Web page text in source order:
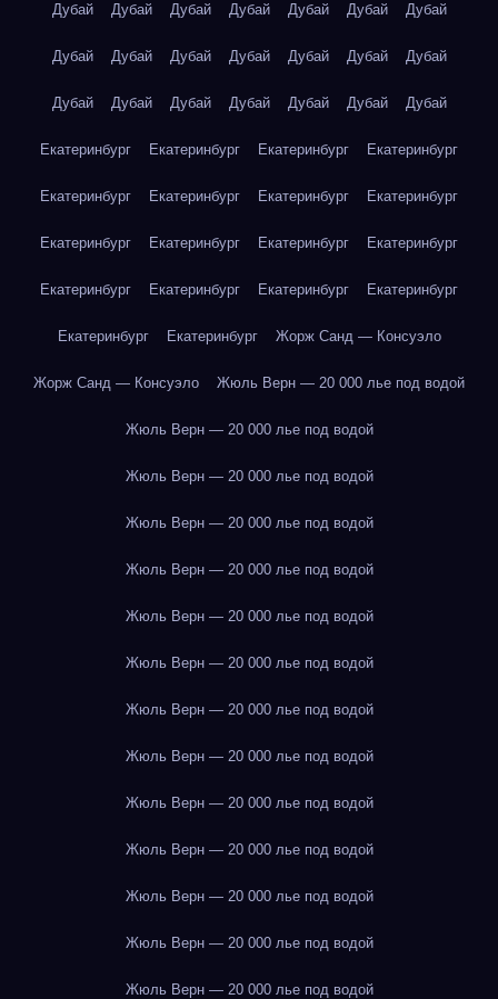
Дубай Дубай Дубай Дубай Дубай Дубай Дубай
Дубай Дубай Дубай Дубай Дубай Дубай Дубай
Дубай Дубай Дубай Дубай Дубай Дубай Дубай
Екатеринбург Екатеринбург Екатеринбург Екатеринбург
Екатеринбург Екатеринбург Екатеринбург Екатеринбург
Екатеринбург Екатеринбург Екатеринбург Екатеринбург
Екатеринбург Екатеринбург Екатеринбург Екатеринбург
Екатеринбург Екатеринбург Жорж Санд — Консуэло
Жорж Санд — Консуэло Жюль Верн — 20 000 лье под водой
Жюль Верн — 20 000 лье под водой
Жюль Верн — 20 000 лье под водой
Жюль Верн — 20 000 лье под водой
Жюль Верн — 20 000 лье под водой
Жюль Верн — 20 000 лье под водой
Жюль Верн — 20 000 лье под водой
Жюль Верн — 20 000 лье под водой
Жюль Верн — 20 000 лье под водой
Жюль Верн — 20 000 лье под водой
Жюль Верн — 20 000 лье под водой
Жюль Верн — 20 000 лье под водой
Жюль Верн — 20 000 лье под водой
Жюль Верн — 20 000 лье под водой